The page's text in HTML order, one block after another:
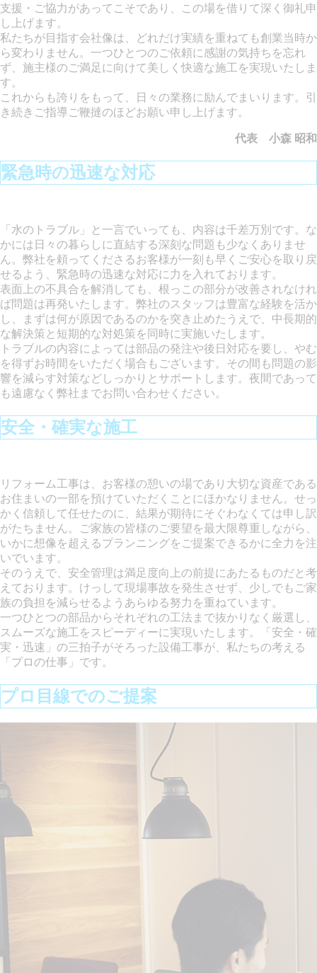
支援・ご協力があってこそであり、この場を借りて深く御礼申
し上げます。
私たちが目指す会社像は、どれだけ実績を重ねても創業当時か
ら変わりません。一つひとつのご依頼に感謝の気持ちを忘れ
ず、施主様のご満足に向けて美しく快適な施工を実現いたしま
す。
これからも誇りをもって、日々の業務に励んでまいります。引
き続きご指導ご鞭撻のほどお願い申し上げます。
代表 小森 昭和
緊急時の迅速な対応
「水のトラブル」と一言でいっても、内容は千差万別です。な
かには日々の暮らしに直結する深刻な問題も少なくありませ
ん。弊社を頼ってくださるお客様が一刻も早くご安心を取り戻
せるよう、緊急時の迅速な対応に力を入れております。
表面上の不具合を解消しても、根っこの部分が改善されなけれ
ば問題は再発いたします。弊社のスタッフは豊富な経験を活か
し、まずは何が原因であるのかを突き止めたうえで、中長期的
な解決策と短期的な対処策を同時に実施いたします。
トラブルの内容によっては部品の発注や後日対応を要し、やむ
を得ずお時間をいただく場合もございます。その間も問題の影
響を減らす対策などしっかりとサポートします。夜間であって
も遠慮なく弊社までお問い合わせください。
安全・確実な施工
リフォーム工事は、お客様の憩いの場であり大切な資産である
お住まいの一部を預けていただくことにほかなりません。せっ
かく信頼して任せたのに、結果が期待にそぐわなくては申し訳
がたちません。ご家族の皆様のご要望を最大限尊重しながら、
いかに想像を超えるプランニングをご提案できるかに全力を注
いでいます。
そのうえで、安全管理は満足度向上の前提にあたるものだと考
えております。けっして現場事故を発生させず、少しでもご家
族の負担を減らせるようあらゆる努力を重ねています。
一つひとつの部品からそれぞれの工法まで抜かりなく厳選し、
スムーズな施工をスピーディーに実現いたします。「安全・確
実・迅速」の三拍子がそろった設備工事が、私たちの考える
「プロの仕事」です。
プロ目線でのご提案